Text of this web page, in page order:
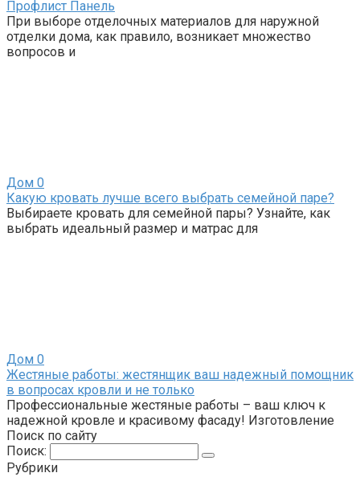
Профлист Панель
При выборе отделочных материалов для наружной
отделки дома, как правило, возникает множество
вопросов и
Дом 0
Какую кровать лучше всего выбрать семейной паре?
Выбираете кровать для семейной пары? Узнайте, как
выбрать идеальный размер и матрас для
Дом 0
Жестяные работы: жестянщик ваш надежный помощник
в вопросах кровли и не только
Профессиональные жестяные работы – ваш ключ к
надежной кровле и красивому фасаду! Изготовление
Поиск по сайту
Поиск:
Рубрики